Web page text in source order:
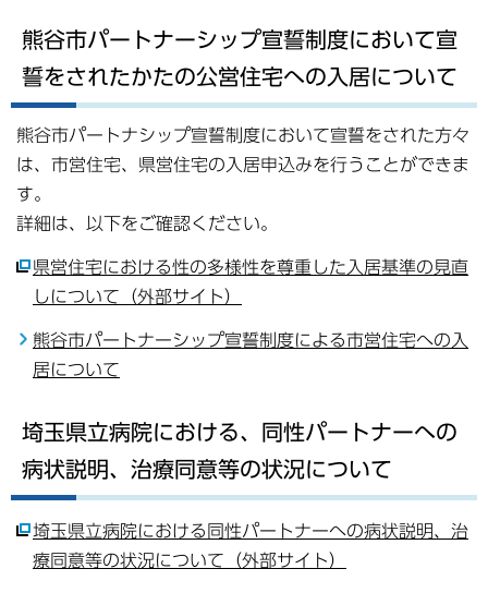
熊谷市パートナーシップ宣誓制度において宣
誓をされたかたの公営住宅への入居について
熊谷市パートナシップ宣誓制度において宣誓をされた方々
は、市営住宅、県営住宅の入居申込みを行うことができま
す。
詳細は、以下をご確認ください。
県営住宅における性の多様性を尊重した入居基準の見直
しについて（外部サイト）
熊谷市パートナーシップ宣誓制度による市営住宅への入
居について
埼玉県立病院における、同性パートナーへの
病状説明、治療同意等の状況について
埼玉県立病院における同性パートナーへの病状説明、治
療同意等の状況について（外部サイト）